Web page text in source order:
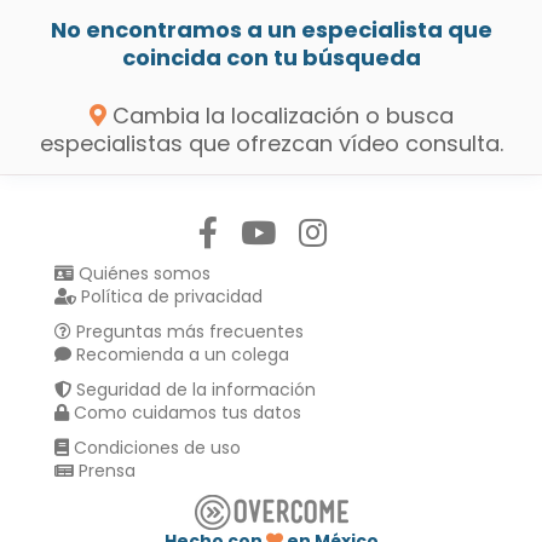
No encontramos a un especialista que
coincida con tu búsqueda
Cambia la localización o busca
especialistas que ofrezcan vídeo consulta.
Quiénes somos
Política de privacidad
Preguntas más frecuentes
Recomienda a un colega
Seguridad de la información
Como cuidamos tus datos
Condiciones de uso
Prensa